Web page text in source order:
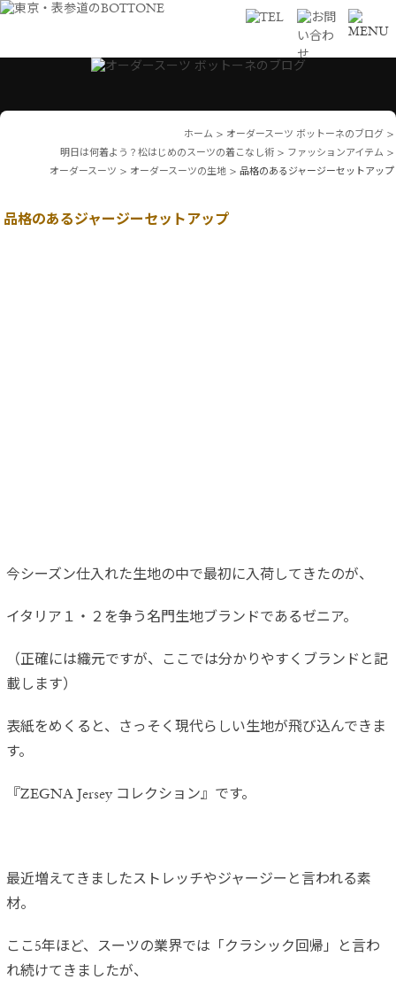
ホーム > オーダースーツ ボットーネのブログ >
明日は何着よう？松はじめのスーツの着こなし術 > ファッションアイテム >
オーダースーツ > オーダースーツの生地 > 品格のあるジャージーセットアップ
品格のあるジャージーセットアップ
今シーズン仕入れた生地の中で最初に入荷してきたのが、
イタリア１・２を争う名門生地ブランドであるゼニア。
（正確には織元ですが、ここでは分かりやすくブランドと記
載します）
表紙をめくると、さっそく現代らしい生地が飛び込んできま
す。
『ZEGNA Jersey コレクション』です。
最近増えてきましたストレッチやジャージーと言われる素
材。
ここ5年ほど、スーツの業界では「クラシック回帰」と言わ
れ続けてきましたが、